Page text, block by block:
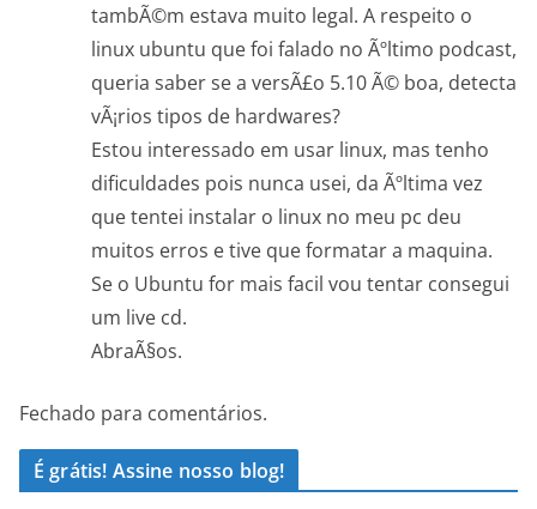
tambÃ©m estava muito legal. A respeito o
linux ubuntu que foi falado no Ãºltimo podcast,
queria saber se a versÃ£o 5.10 Ã© boa, detecta
vÃ¡rios tipos de hardwares?
Estou interessado em usar linux, mas tenho
dificuldades pois nunca usei, da Ãºltima vez
que tentei instalar o linux no meu pc deu
muitos erros e tive que formatar a maquina.
Se o Ubuntu for mais facil vou tentar consegui
um live cd.
AbraÃ§os.
Fechado para comentários.
É grátis! Assine nosso blog!